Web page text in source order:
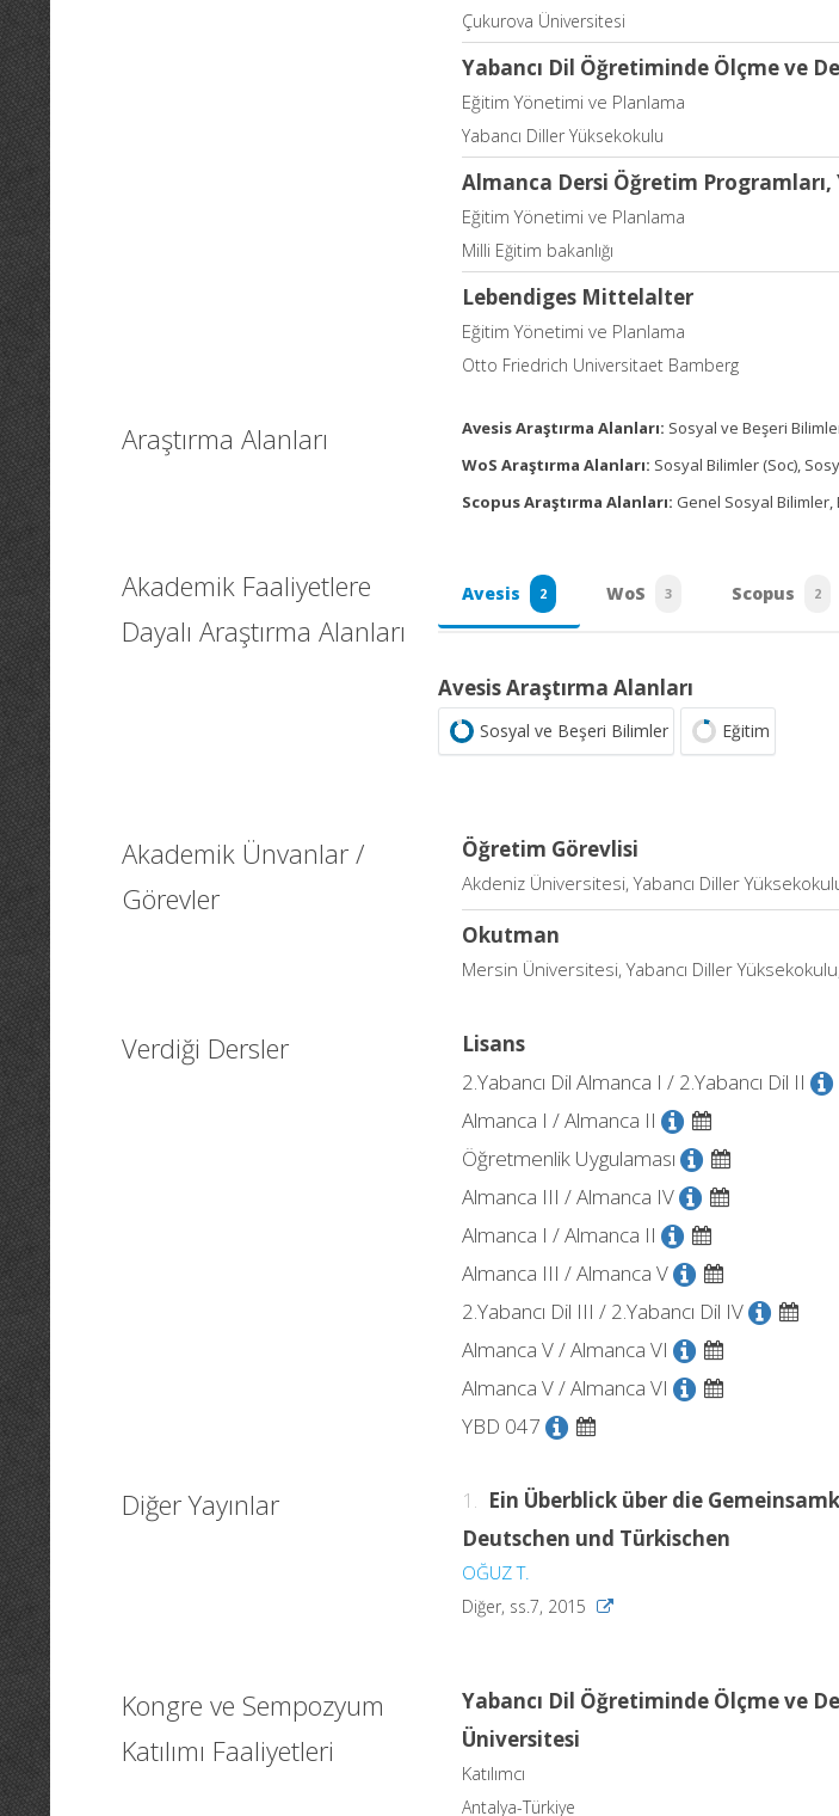
Çukurova Üniversitesi
Yabancı Dil Öğretiminde Ölçme ve
Eğitim Yönetimi ve Planlama
Yabancı Diller Yüksekokulu
Almanca Dersi Öğretim
Eğitim Yönetimi ve Planlama
Milli Eğitim bakanlığı
Lebendiges Mittelalter
Eğitim Yönetimi ve Planlama
Otto Friedrich Universitaet Bamberg
Araştırma Alanları Avesis Araştırma Alanları: Sosyal ve Beşeri
WoS Araştırma Alanları: Sosyal Bilimler (Soc),
Scopus Araştırma Alanları: Genel Sosyal Bilimler,
Akademik Faaliyetlere
Dayalı Araştırma Alanları
Avesis 2 WoS 3 Scopus 2
Avesis Araştırma Alanları
Sosyal ve Beşeri Bilimler Eğitim
Akademik Ünvanlar /
Görevler
Öğretim Görevlisi
Akdeniz Üniversitesi, Yabancı Diller
Okutman
Mersin Üniversitesi, Yabancı Diller
Verdiği Dersler
Lisans
2.Yabancı Dil Almanca I / 2.Yabancı Dil II
Almanca I / Almanca II
Öğretmenlik Uygulaması
Almanca III / Almanca IV
Almanca I / Almanca II
Almanca III / Almanca V
2.Yabancı Dil III / 2.Yabancı Dil IV
Almanca V / Almanca VI
Almanca V / Almanca VI
YBD 047
Diğer Yayınlar 1. Ein Überblick über die
Deutschen und Türkischen
OĞUZ T.
Diğer, ss.7, 2015
Kongre ve Sempozyum
Katılımı Faaliyetleri
Yabancı Dil Öğretiminde Ölçme ve
Üniversitesi
Katılımcı
Antalya-Türkiye